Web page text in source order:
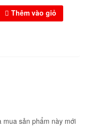
Thêm vào giỏ
sản phẩm này mới